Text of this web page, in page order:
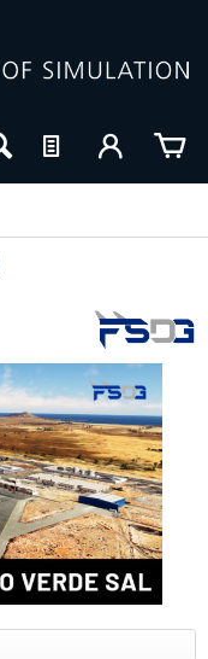
FSDG - Accra MSFS